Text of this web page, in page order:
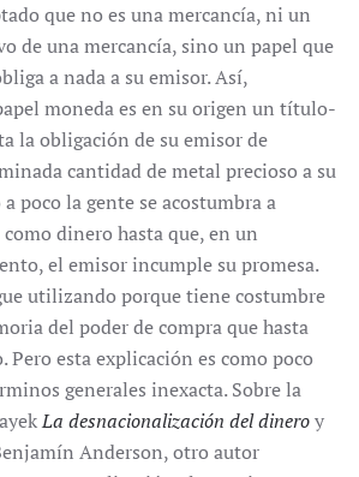
que no es una mercancía, ni un
de una mercancía, sino un papel que
a nada a su emisor. Así,
moneda es en su origen un título-
la obligación de su emisor de
cantidad de metal precioso a su
poco la gente se acostumbra a
dinero hasta que, en un
el emisor incumple su promesa.
utilizando porque tiene costumbre
del poder de compra que hasta
Pero esta explicación es como poco
generales inexacta. Sobre la
La desnacionalización del dineroy
Anderson, otro autor